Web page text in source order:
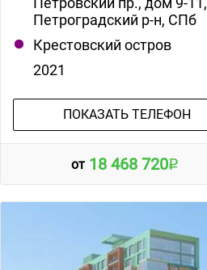
Петроградский р-н, СПб
Крестовский остров
2021
ПОКАЗАТЬ ТЕЛЕФОН
от 18 468 720